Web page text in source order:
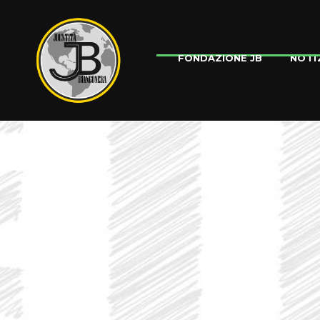
FONDAZIONE JB